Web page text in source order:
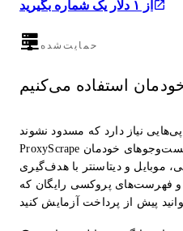
از ۱ دلار یک شماره بگیرید
حمایت‌شده
استفاده می‌کنیم
نیاز دارد که مسدود نشوند.
ProxyScrape همان ارائه‌دهنده پروکسی است که جست‌وجوهای خودمان
موبایل و دیتاسنتر با هدف‌گیری
فهرست‌های پروکسی رایگان که